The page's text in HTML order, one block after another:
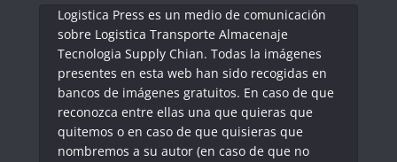
Logistica Press es un medio de comunicación
sobre Logistica Transporte Almacenaje
Tecnologia Supply Chian. Todas la imágenes
presentes en esta web han sido recogidas en
bancos de imágenes gratuitos. En caso de que
reconozca entre ellas una que quieras que
quitemos o en caso de que quisieras que
nombremos a su autor (en caso de que no